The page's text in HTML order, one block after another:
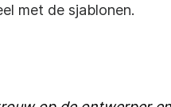
met de sjablonen.